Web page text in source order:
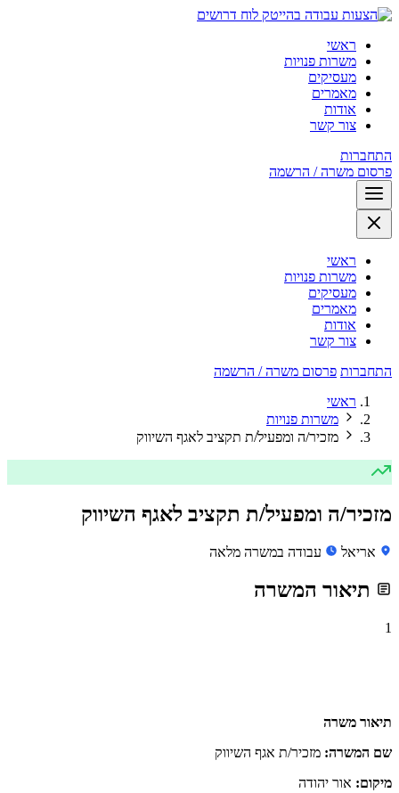
לוח דרושים
ראשי
משרות פנויות
מעסיקים
מאמרים
אודות
צור קשר
התחברות
פרסום משרה / הרשמה
ראשי
משרות פנויות
מעסיקים
מאמרים
אודות
צור קשר
התחברות פרסום משרה / הרשמה
ראשי
משרות פנויות
מזכיר/ה ומפעיל/ת תקציב לאגף השיווק
מזכיר/ה ומפעיל/ת תקציב לאגף השיווק
אריאל עבודה במשרה מלאה
תיאור המשרה
1
תיאור משרה
שם המשרה: מזכיר/ת אגף השיווק
מיקום: אור יהודה